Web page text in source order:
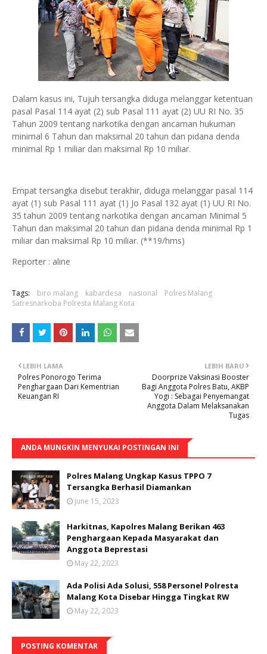
Dalam kasus ini, Tujuh tersangka diduga melanggar ketentuan
pasal Pasal 114 ayat (2) sub Pasal 111 ayat (2) UU RI No. 35
Tahun 2009 tentang narkotika dengan ancaman hukuman
minimal 6 Tahun dan maksimal 20 tahun dan pidana denda
minimal Rp 1 miliar dan maksimal Rp 10 miliar.
Empat tersangka disebut terakhir, diduga melanggar pasal 114
ayat (1) sub Pasal 111 ayat (1) Jo Pasal 132 ayat (1) UU RI No.
35 tahun 2009 tentang narkotika dengan ancaman Minimal 5
Tahun dan maksimal 20 tahun dan pidana denda minimal Rp 1
miliar dan maksimal Rp 10 miliar. (**19/hms)
Reporter : aline
Tags: biro malang kabardesa nasional
Polres Malang
Satresnarkoba Polresta Malang Kota
LEBIH BARU
Doorprize Vaksinasi Booster
Bagi Anggota Polres Batu, AKBP
Yogi : Sebagai Penyemangat
Anggota Dalam Melaksanakan
Tugas
LEBIH LAMA
Polres Ponorogo Terima
Penghargaan Dari Kementrian
Keuangan RI
ANDA MUNGKIN MENYUKAI POSTINGAN INI
Polres Malang Ungkap Kasus TPPO 7
Tersangka Berhasil Diamankan
June 15, 2023
Harkitnas, Kapolres Malang Berikan 463
Penghargaan Kepada Masyarakat dan
Anggota Beprestasi
May 22, 2023
Ada Polisi Ada Solusi, 558 Personel Polresta
Malang Kota Disebar Hingga Tingkat RW
May 22, 2023
POSTING KOMENTAR